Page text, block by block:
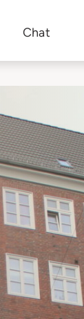
Chat